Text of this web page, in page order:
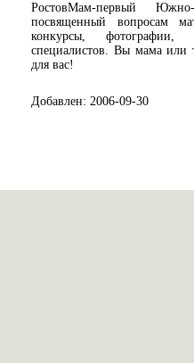
РостовМам-первый
посвященный вопросам
конкурсы, фотографии,
специалистов. Вы мама или
для вас!
Добавлен: 2006-09-30